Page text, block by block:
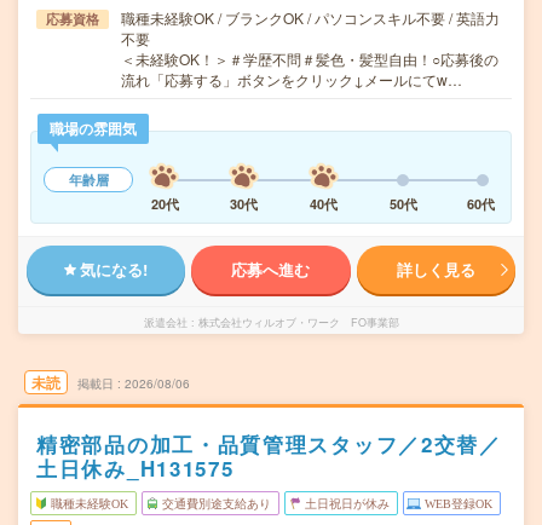
応募資格
職種未経験OK / ブランクOK / パソコンスキル不要 / 英語力
不要
＜未経験OK！＞＃学歴不問＃髪色・髪型自由！○応募後の
流れ「応募する」ボタンをクリック↓メールにてw…
職場の雰囲気
年齢層
20代
30代 40代 50代 60代
気になる! 応募へ進む 詳しく見る
派遣会社 株式会社ウィルオブ・ワーク FO事業部
未読 掲載日 2026/08/06
精密部品の加工・品質管理スタッフ／2交替／
土日休み_H131575
職種未経験OK 交通費別途支給あり 土日祝日が休み WEB登録OK